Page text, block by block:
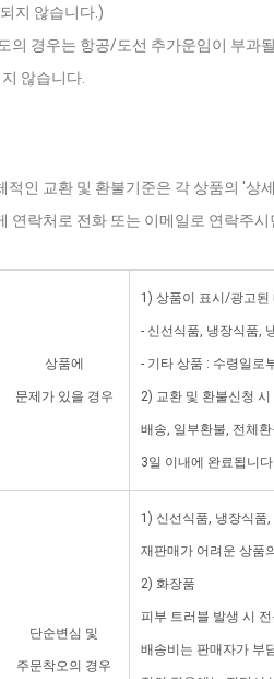
지 않습니다.)
의 경우는 항공/도선 추가운임이 부과
않습니다.
적인 교환 및 환불기준은 각 상품의 '상
연락처로 전화 또는 이메일로 연락주
상품에
문제가 있을 경우
1) 상품이 표시/광고된
- 신선식품, 냉장식품,
- 기타 상품 : 수령일로
2) 교환 및 환불신청
배송, 일부환불, 전체
3일 이내에 완료됩니
단순변심 및
주문착오의 경우
1) 신선식품, 냉장식품
재판매가 어려운 상품
2) 화장품
피부 트러블 발생 시
배송비는 판매자가 부